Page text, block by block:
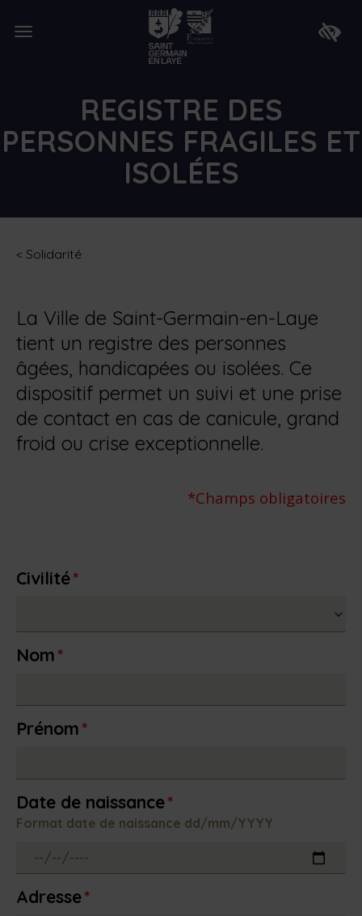
Ouvrir
Lien
de
retour
à
la
Faire
REGISTRE DES
PERSONNES FRAGILES ET
ISOLÉES
< Solidarité
La Ville de Saint-Germain-en-Laye
tient un registre des personnes
âgées, handicapées ou isolées. Ce
dispositif permet un suivi et une prise
de contact en cas de canicule, grand
froid ou crise exceptionnelle.
*Champs obligatoires
Civilité*
Nom*
Prénom*
Date de naissance*
Format date de naissance dd/mm/YYYY
Adresse*